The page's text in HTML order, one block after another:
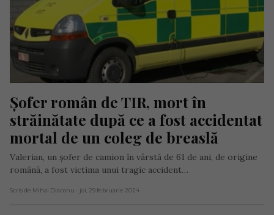
Șofer român de TIR, mort în
străinătate după ce a fost accidentat
mortal de un coleg de breaslă
Valerian, un șofer de camion în vârstă de 61 de ani, de origine
română, a fost victima unui tragic accident…
Scris de Mihai Diaconu - joi, 29 februarie 2024